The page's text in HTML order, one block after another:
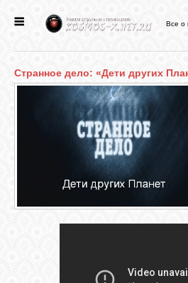
НОВОСТИ
Все о
Странное дело: «Дети других